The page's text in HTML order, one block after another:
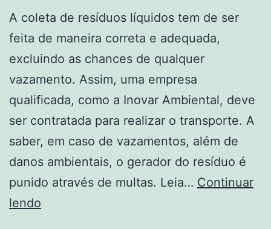
A coleta de resíduos líquidos tem de ser
feita de maneira correta e adequada,
excluindo as chances de qualquer
vazamento. Assim, uma empresa
qualificada, como a Inovar Ambiental, deve
ser contratada para realizar o transporte. A
saber, em caso de vazamentos, além de
danos ambientais, o gerador do resíduo é
punido através de multas. Leia… Continuar
lendo